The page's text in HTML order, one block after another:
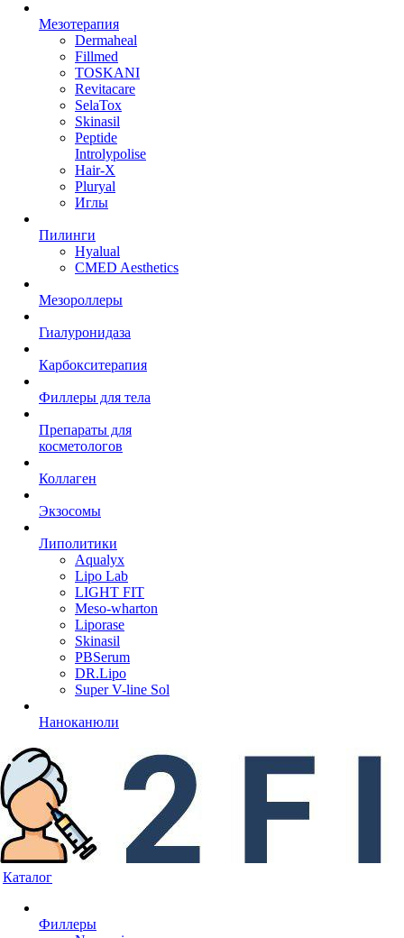
Мезотерапия
Dermaheal
Fillmed
TOSKANI
Revitacare
SelaTox
Skinasil
Peptide
Introlypolise
Hair-X
Pluryal
Иглы
Пилинги
Hyalual
CMED Aesthetics
Мезороллеры
Гиалуронидаза
Карбокситерапия
Филлеры для тела
Препараты для
косметологов
Коллаген
Экзосомы
Липолитики
Aqualyx
Lipo Lab
LIGHT FIT
Meso-wharton
Liporase
Skinasil
PBSerum
DR.Lipo
Super V-line Sol
Наноканюли
Каталог
Филлеры